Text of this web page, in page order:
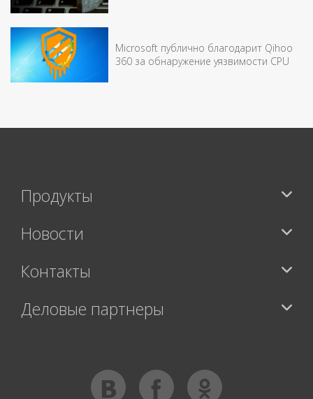
Microsoft публично благодарит Qihoo
360 за обнаружение уязвимости CPU
Продукты
Новости
Контакты
Деловые партнеры